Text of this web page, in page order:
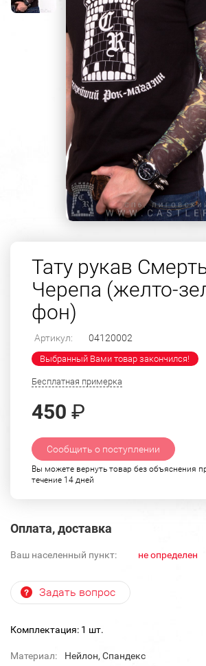
Тату рукав
Черепа (желто-
фон)
Артикул: 04120002
Выбранный Вами товар закончился!
Бесплатная примерка
450 ₽
Сообщить о поступлении
Вы можете вернуть товар без объяснения
течение 14 дней
Оплата, доставка
Ваш населенный пункт: не определен
Задать вопрос
Комплектация: 1 шт.
Материал:
Нейлон, Спандекс